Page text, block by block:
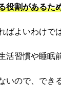
役割があるた
よいわけでは
活習慣や睡眠
いので、でき